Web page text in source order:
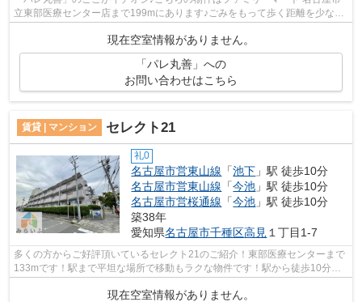
立東部医療センター店まで199mにあります♪ごみをもって歩く距離を少なく
現在空室情報がありません。
「パレ丸善」への
お問い合わせはこちら
賃貸 | マンション セレクト21
礼0
名古屋市営東山線 「池下 」駅 徒歩10分
名古屋市営東山線 「今池 」駅 徒歩10分
名古屋市営桜通線 「今池 」駅 徒歩10分
築38年
愛知県名古屋市千種区高見 １丁目1-7
多くの方からご好評頂いているセレクト21のご紹介！東部医療センターまで
133mです！駅まで平坦な場所で移動もラクな物件です！駅から徒歩10分の
マンションで、電車での通勤にも便利な...
現在空室情報がありません。